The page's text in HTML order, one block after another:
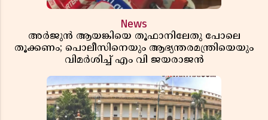
News
അർജുൻ ആയങ്കിയെ തൂഫാനിലേതു പോലെ
തൂക്കണം; പൊലീസിനെയും ആഭ്യന്തരമന്ത്രിയെയും
വിമർശിച്ച് എം വി ജയരാജൻ